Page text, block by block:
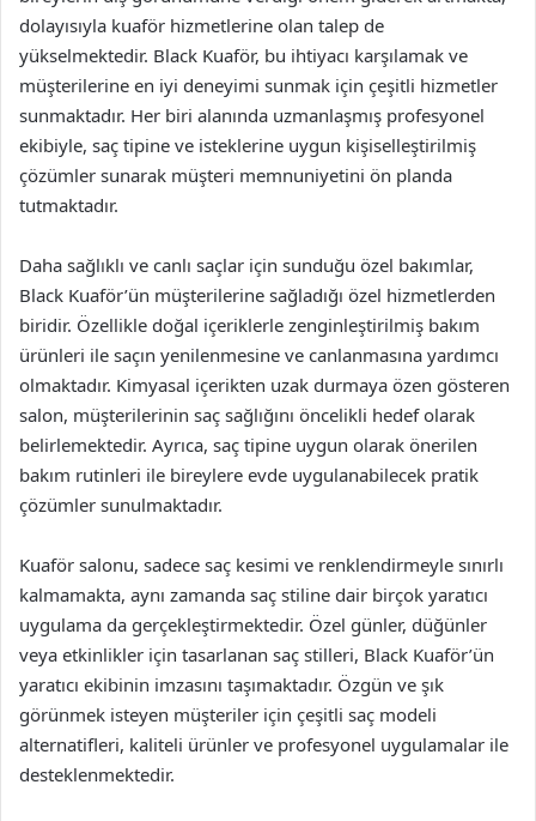
dolayısıyla kuaför hizmetlerine olan talep de
yükselmektedir. Black Kuaför, bu ihtiyacı karşılamak ve
müşterilerine en iyi deneyimi sunmak için çeşitli hizmetler
sunmaktadır. Her biri alanında uzmanlaşmış profesyonel
ekibiyle, saç tipine ve isteklerine uygun kişiselleştirilmiş
çözümler sunarak müşteri memnuniyetini ön planda
tutmaktadır.
Daha sağlıklı ve canlı saçlar için sunduğu özel bakımlar,
Black Kuaför’ün müşterilerine sağladığı özel hizmetlerden
biridir. Özellikle doğal içeriklerle zenginleştirilmiş bakım
ürünleri ile saçın yenilenmesine ve canlanmasına yardımcı
olmaktadır. Kimyasal içerikten uzak durmaya özen gösteren
salon, müşterilerinin saç sağlığını öncelikli hedef olarak
belirlemektedir. Ayrıca, saç tipine uygun olarak önerilen
bakım rutinleri ile bireylere evde uygulanabilecek pratik
çözümler sunulmaktadır.
Kuaför salonu, sadece saç kesimi ve renklendirmeyle sınırlı
kalmamakta, aynı zamanda saç stiline dair birçok yaratıcı
uygulama da gerçekleştirmektedir. Özel günler, düğünler
veya etkinlikler için tasarlanan saç stilleri, Black Kuaför’ün
yaratıcı ekibinin imzasını taşımaktadır. Özgün ve şık
görünmek isteyen müşteriler için çeşitli saç modeli
alternatifleri, kaliteli ürünler ve profesyonel uygulamalar ile
desteklenmektedir.